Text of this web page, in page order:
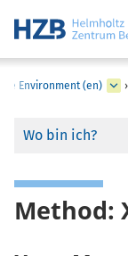
Environment (en) ›
Wo bin ich?
Method: